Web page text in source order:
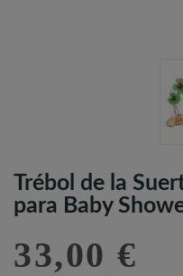
Trébol de la
para Baby
33,00 €